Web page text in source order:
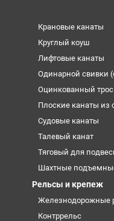
Крановые канаты
Круглый коуш
Лифтовые канаты
Одинарной свивки
Оцинкованный трос
Плоские канаты из
Судовые канаты
Талевый канат
Тяговый для
Шахтные
Рельсы и крепеж
Железнодорожные
Контррельс